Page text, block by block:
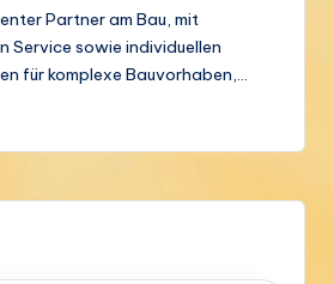
Partner am Bau, mit
Service sowie individuellen
für komplexe Bauvorhaben,…